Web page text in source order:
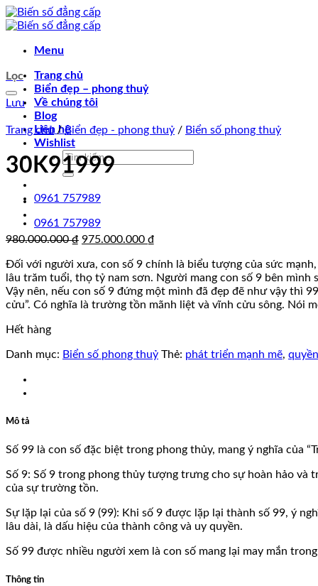
Chuyển
đến
dung
Menu
Trang chủ
Biển đẹp – phong thuỷ
Về chúng tôi
Blog
Liên hệ
Wishlist
Tìm
kiếm:
0961 757989
0961 757989
Lọc
Lưu
Trang chủ / Biển đẹp - phong thuỷ / Biển số phong thuỷ
30K91999
980.000.000₫ Giá
là:
980.000.000 ₫.
975.000.000 ₫
tại
là:
975.000.000 ₫.
Đối với người xưa, con số 9 chính là biểu tượng của sức
lâu trăm tuổi, thọ tỷ nam sơn. Người mang con số 9 bên
Vậy nên, nếu con số 9 đứng một mình đã đẹp đẽ như vậy thì
cửu”. Có nghĩa là trường tồn mãnh liệt và vĩnh cửu sông. Nói
Hết hàng
Danh mục: Biển số phong thuỷ Thẻ: phát triển mạnh mẽ,
Mô tả
Số 99 là con số đặc biệt trong phong thủy, mang ý nghĩa của
Số 9: Số 9 trong phong thủy tượng trưng cho sự hoàn hảo và
của sự trường tồn.
Sự lặp lại của số 9 (99): Khi số 9 được lặp lại thành số 99, ý
lâu dài, là dấu hiệu của thành công và uy quyền.
Số 99 được nhiều người xem là con số mang lại may mắn
Thông tin